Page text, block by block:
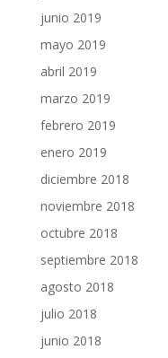
junio 2019
mayo 2019
abril 2019
marzo 2019
febrero 2019
enero 2019
diciembre 2018
noviembre 2018
octubre 2018
septiembre 2018
agosto 2018
julio 2018
junio 2018